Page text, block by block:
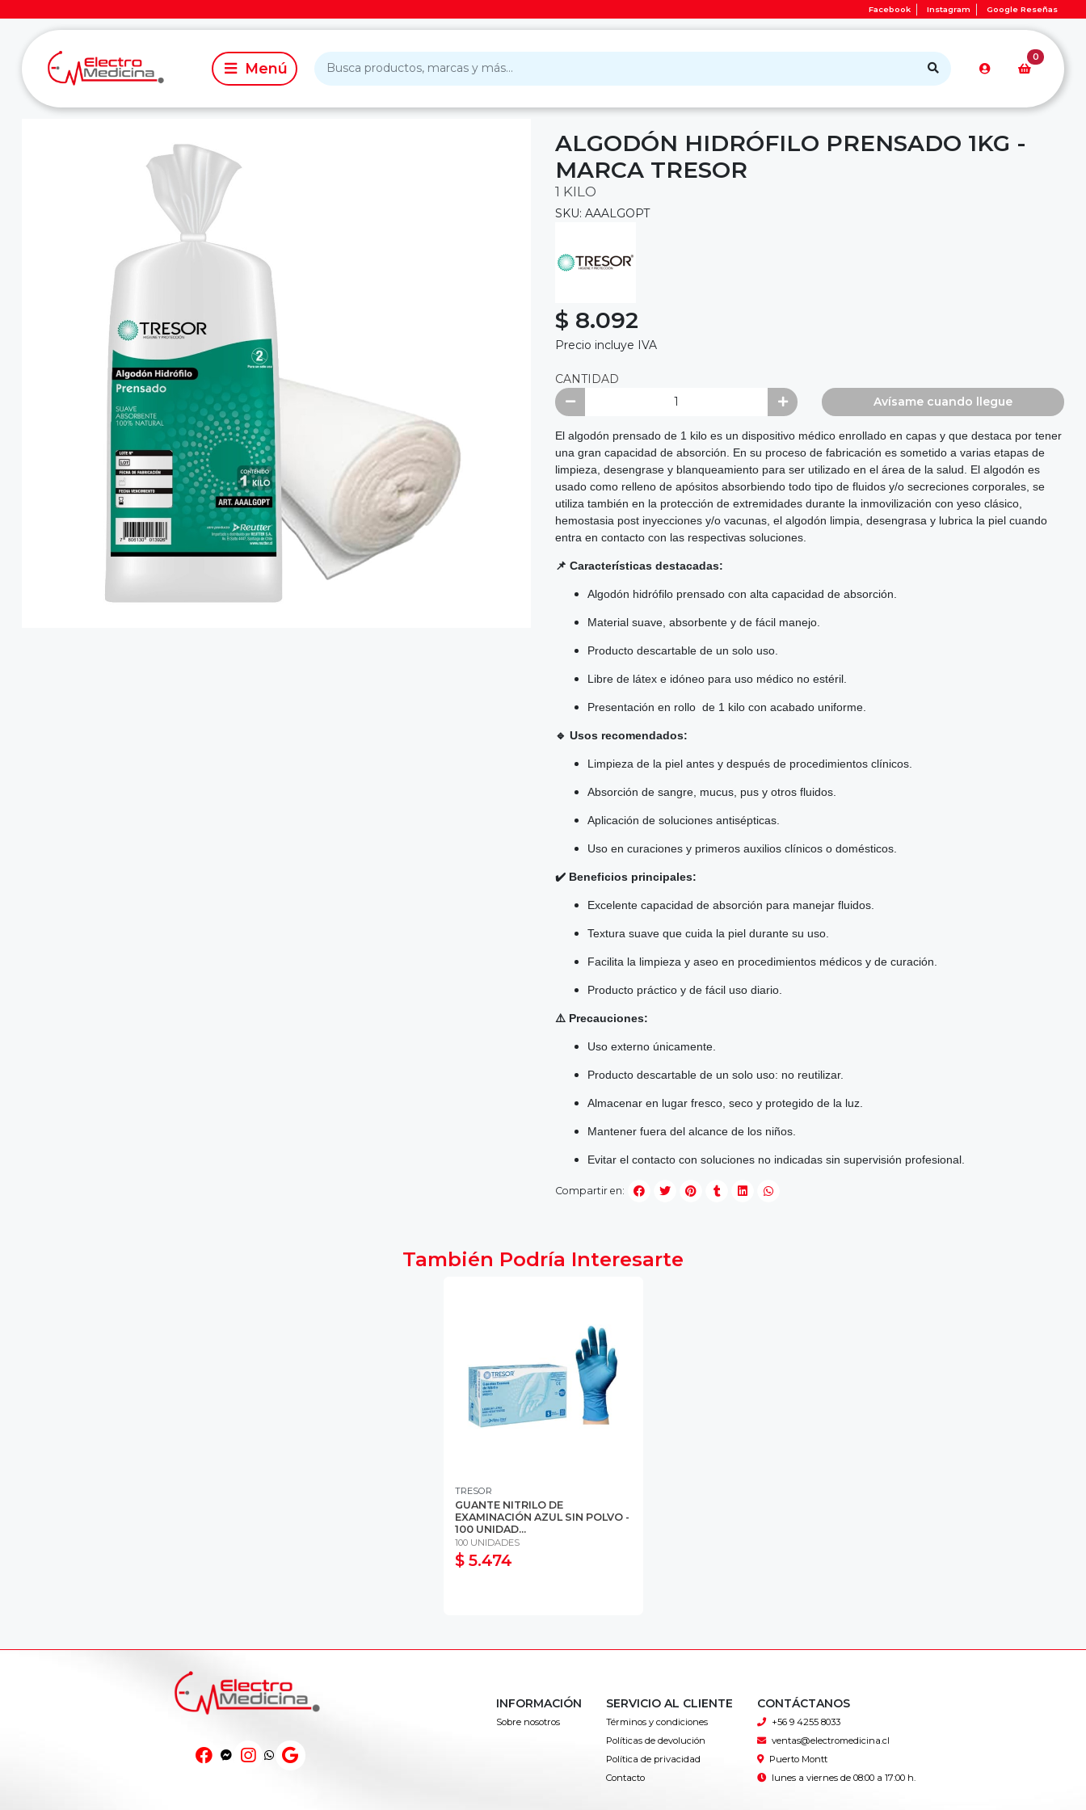
Facebook Instagram Google Reseñas
0
ALGODÓN HIDRÓFILO PRENSADO 1KG -
MARCA TRESOR
1 KILO
SKU: AAALGOPT
$ 8.092
Precio incluye IVA
CANTIDAD
Avísame cuando llegue
El algodón prensado de 1 kilo es un dispositivo médico enrollado en capas y que destaca por tener
una gran capacidad de absorción. En su proceso de fabricación es sometido a varias etapas de
limpieza, desengrase y blanqueamiento para ser utilizado en el área de la salud. El algodón es
usado como relleno de apósitos absorbiendo todo tipo de fluidos y/o secreciones corporales, se
utiliza también en la protección de extremidades durante la inmovilización con yeso clásico,
hemostasia post inyecciones y/o vacunas, el algodón limpia, desengrasa y lubrica la piel cuando
entra en contacto con las respectivas soluciones.
📌 Características destacadas:
Algodón hidrófilo prensado con alta capacidad de absorción.
Material suave, absorbente y de fácil manejo.
Producto descartable de un solo uso.
Libre de látex e idóneo para uso médico no estéril.
Presentación en rollo de 1 kilo con acabado uniforme.
🔹 Usos recomendados:
Limpieza de la piel antes y después de procedimientos clínicos.
Absorción de sangre, mucus, pus y otros fluidos.
Aplicación de soluciones antisépticas.
Uso en curaciones y primeros auxilios clínicos o domésticos.
✔️ Beneficios principales:
Excelente capacidad de absorción para manejar fluidos.
Textura suave que cuida la piel durante su uso.
Facilita la limpieza y aseo en procedimientos médicos y de curación.
Producto práctico y de fácil uso diario.
⚠️ Precauciones:
Uso externo únicamente.
Producto descartable de un solo uso: no reutilizar.
Almacenar en lugar fresco, seco y protegido de la luz.
Mantener fuera del alcance de los niños.
Evitar el contacto con soluciones no indicadas sin supervisión profesional.
Compartir en:
También Podría Interesarte
TRESOR
GUANTE NITRILO DE
EXAMINACIÓN AZUL SIN POLVO -
100 UNIDAD...
100 UNIDADES
$ 5.474
INFORMACIÓN
Sobre nosotros
SERVICIO AL CLIENTE
Términos y condiciones
Políticas de devolución
Política de privacidad
Contacto
CONTÁCTANOS
+56 9 4255 8033
ventas@electromedicina.cl
Puerto Montt
lunes a viernes de 08:00 a 17:00 h.